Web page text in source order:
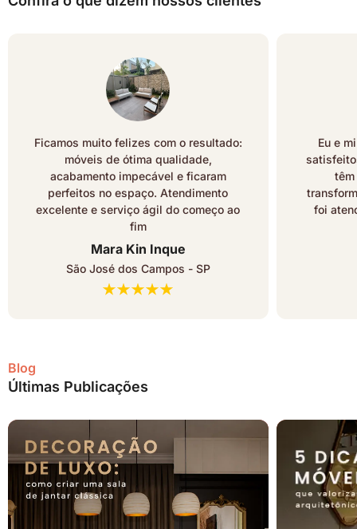
Ficamos muito felizes com o resultado:
móveis de ótima qualidade,
acabamento impecável e ficaram
perfeitos no espaço. Atendimento
excelente e serviço ágil do começo ao
fim
Mara Kin Inque
São José dos Campos - SP
Eu e
foi
Blog
Últimas Publicações